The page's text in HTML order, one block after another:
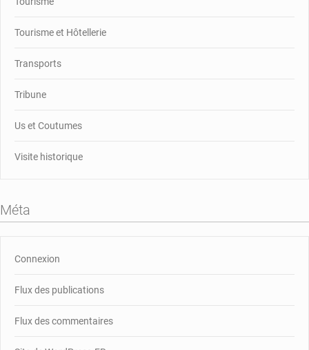
Tourisme et Hôtellerie
Transports
Tribune
Us et Coutumes
Visite historique
Méta
Connexion
Flux des publications
Flux des commentaires